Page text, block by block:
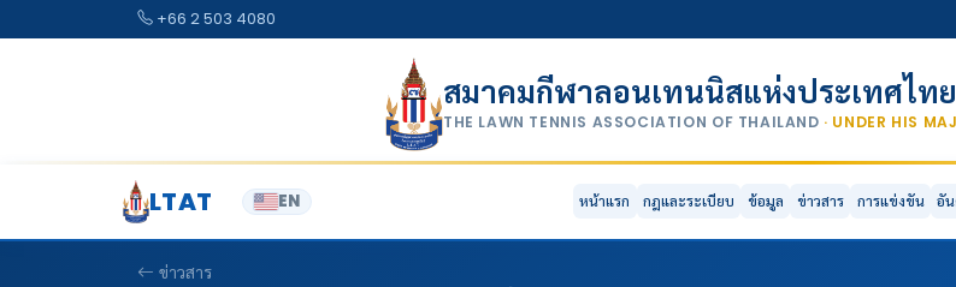
+66 2 503 4080
สมาคมกีฬาลอนเทนนิสแห่งประเทศไท
THE LAWN TENNIS ASSOCIATION OF THAILAND · UNDER HIS
LTAT EN หน้าแรก กฎและระเบียบ ข้อมูล ข่าวสาร การแข่งขัน อั
ข่าวสาร